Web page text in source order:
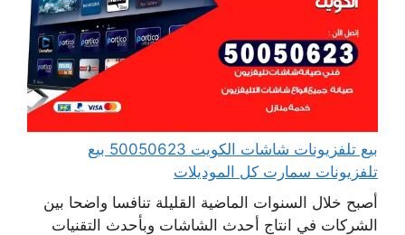
بيع تلفزيونات شاشات الكويت 50050623 بيع
تلفزيونات سمارت كل الموديلات
أصبح خلال السنوات الماضية القليلة تنافسا واضحا بين
الشركات في انتاج أحدث الشاشات وبأحدث التقنيات